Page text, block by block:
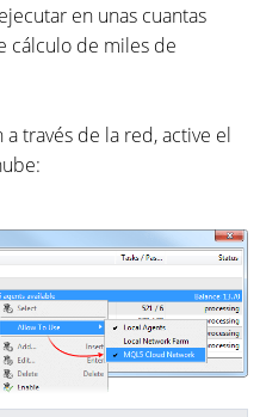
en unas cuantas
cálculo de miles de
través de la red, active el